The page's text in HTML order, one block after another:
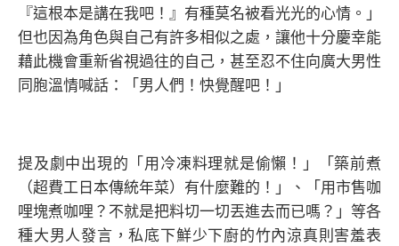
『這根本是講在我吧！』有種莫名被看光光的心情。」
但也因為角色與自己有許多相似之處，讓他十分慶幸能
藉此機會重新省視過往的自己，甚至忍不住向廣大男性
同胞溫情喊話：「男人們！快覺醒吧！」
提及劇中出現的「用冷凍料理就是偷懶！」「築前煮
（超費工日本傳統年菜）有什麼難的！」、「用市售咖
哩塊煮咖哩？不就是把料切一切丟進去而已嗎？」等各
種大男人發言，私底下鮮少下廚的竹內涼真則害羞表